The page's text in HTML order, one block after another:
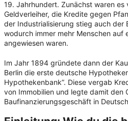
19. Jahrhundert. Zunächst waren es
Geldverleiher, die Kredite gegen
der Industrialisierung stieg auch der
wodurch immer mehr Menschen auf
angewiesen waren.
Im Jahr 1894 gründete dann der
Berlin die erste deutsche
Hypothekenbank”. Diese vergab
von Immobilien und legte damit den
Baufinanzierungsgeschäft in